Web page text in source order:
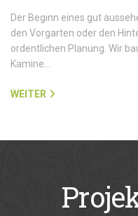
Der Beginn eines gut
den Vorgarten oder den
ordentlichen Planung. Wir
Kamine…
WEITER